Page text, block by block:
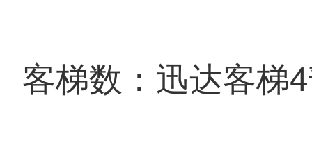
客梯数：迅达客梯